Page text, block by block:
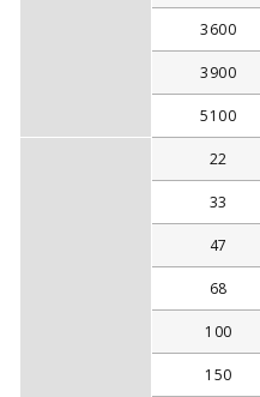
3600
3900
5100
22
33
47
68
100
150